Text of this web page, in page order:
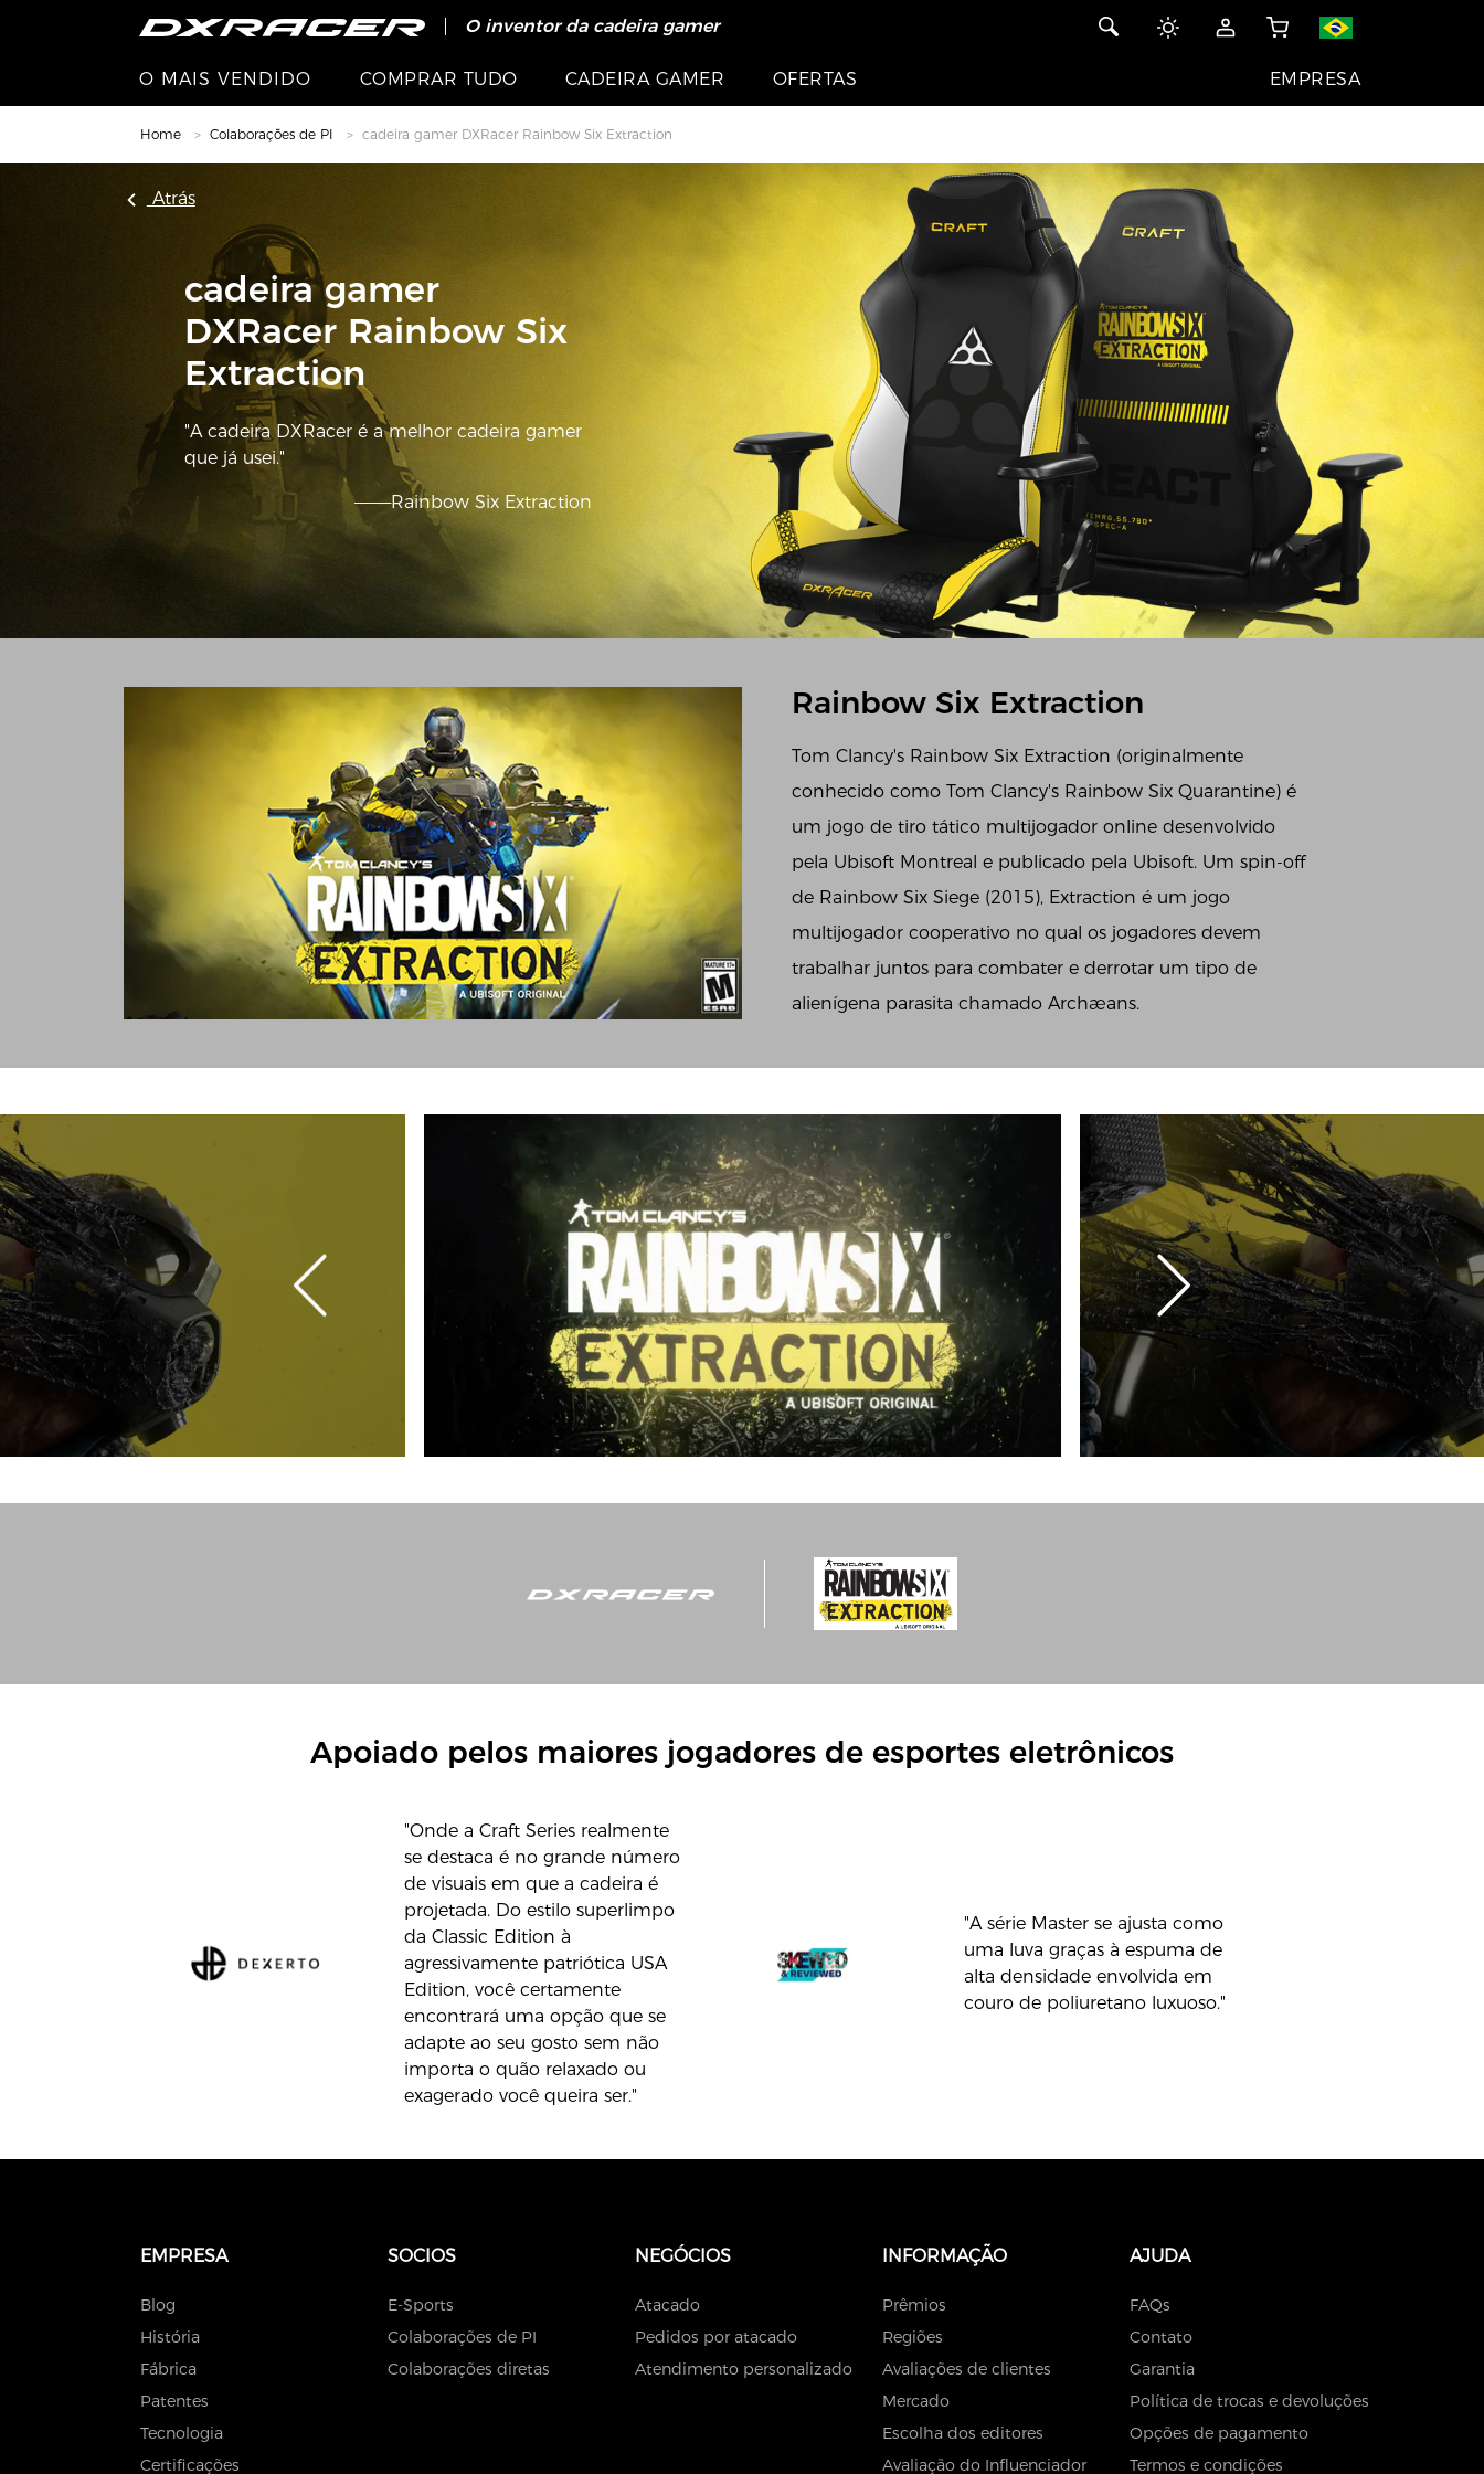
O inventor da cadeira gamer
Pais >>
SALE >>
O MAIS VENDIDO COMPRAR TUDO CADEIRA GAMER OFERTAS EMPRESA
Home Colaborações de PI cadeira gamer DXRacer Rainbow Six Extraction
Atrás
cadeira gamer
DXRacer Rainbow Six
Extraction
"A cadeira DXRacer é a melhor cadeira gamer
que já usei."
———Rainbow Six Extraction
Rainbow Six Extraction
Tom Clancy's Rainbow Six Extraction (originalmente
conhecido como Tom Clancy's Rainbow Six Quarantine) é
um jogo de tiro tático multijogador online desenvolvido
pela Ubisoft Montreal e publicado pela Ubisoft. Um spin-off
de Rainbow Six Siege (2015), Extraction é um jogo
multijogador cooperativo no qual os jogadores devem
trabalhar juntos para combater e derrotar um tipo de
alienígena parasita chamado Archæans.
Apoiado pelos maiores jogadores de esportes eletrônicos
"Onde a Craft Series realmente
se destaca é no grande número
de visuais em que a cadeira é
projetada. Do estilo superlimpo
da Classic Edition à
agressivamente patriótica USA
Edition, você certamente
encontrará uma opção que se
adapte ao seu gosto sem não
importa o quão relaxado ou
exagerado você queira ser."
"A série Master se ajusta como
uma luva graças à espuma de
alta densidade envolvida em
couro de poliuretano luxuoso."
EMPRESA
Blog
História
Fábrica
Patentes
Tecnologia
Certificações
SOCIOS
E-Sports
Colaborações de PI
Colaborações diretas
NEGÓCIOS
Atacado
Pedidos por atacado
Atendimento personalizado
INFORMAÇÃO
Prêmios
Regiões
Avaliações de clientes
Mercado
Escolha dos editores
Avaliação do Influenciador
AJUDA
FAQs
Contato
Garantia
Política de trocas e devoluções
Opções de pagamento
Termos e condições